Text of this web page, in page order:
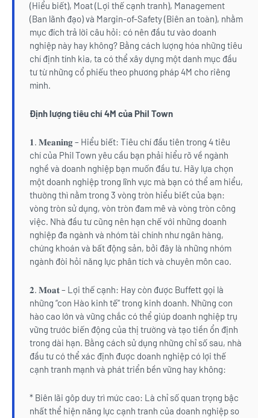
(Hiểu biết), Moat (Lợi thế cạnh tranh), Management
(Ban lãnh đạo) và Margin-of-Safety (Biên an toàn), nhằm
mục đích trả lời câu hỏi: có nên đầu tư vào doanh
nghiệp này hay không? Bằng cách lượng hóa những tiêu
chí định tính kia, ta có thể xây dựng một danh mục đầu
tư từ những cổ phiếu theo phương pháp 4M cho riêng
mình.
Định lượng tiêu chí 4M của Phil Town
𝟏. 𝐌𝐞𝐚𝐧𝐢𝐧𝐠 – Hiểu biết: Tiêu chí đầu tiên trong 4 tiêu
chí của Phil Town yêu cầu bạn phải hiểu rõ về ngành
nghề và doanh nghiệp bạn muốn đầu tư. Hãy lựa chọn
một doanh nghiệp trong lĩnh vực mà bạn có thể am hiểu,
thường thì nằm trong 3 vòng tròn hiểu biết của bạn:
vòng tròn sử dụng, vòn tròn đam mê và vòng tròn công
việc. Nhà đầu tư cũng nên hạn chế với những doanh
nghiệp đa ngành và nhóm tài chính như ngân hàng,
chứng khoán và bất động sản, bởi đây là những nhóm
ngành đòi hỏi năng lực phân tích và chuyên môn cao.
𝟐. 𝐌𝐨𝐚𝐭 – Lợi thế cạnh: Hay còn được Buffett gọi là
những “con Hào kinh tế” trong kinh doanh. Những con
hào cao lớn và vững chắc có thể giúp doanh nghiệp trụ
vững trước biến động của thị trường và tạo tiền ổn định
trong dài hạn. Bằng cách sử dụng những chỉ số sau, nhà
đầu tư có thể xác định được doanh nghiệp có lợi thế
cạnh tranh mạnh và phát triển bền vững hay không:
* Biên lãi gôp duy trì mức cao: Là chỉ số quan trọng bậc
nhất thể hiện năng lực cạnh tranh của doanh nghiệp so